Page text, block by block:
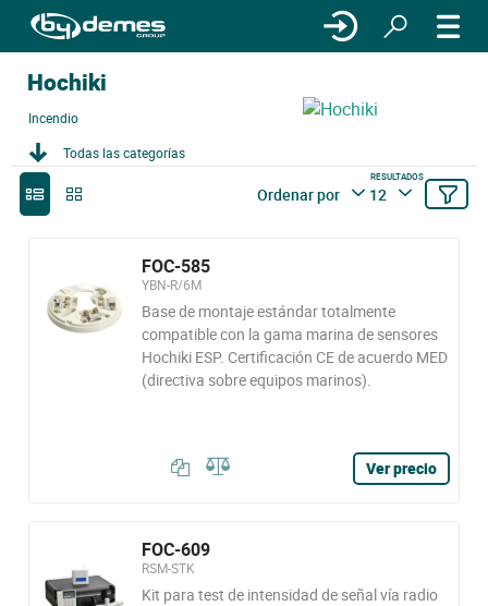
Hochiki
Incendio
Todas las categorías
Ordenar por
RESULTADOS
12
FOC-585
YBN-R/6M
Base de montaje estándar totalmente
compatible con la gama marina de sensores
Hochiki ESP. Certificación CE de acuerdo MED
(directiva sobre equipos marinos).
Ver precio
FOC-609
RSM-STK
Kit para test de intensidad de señal vía radio